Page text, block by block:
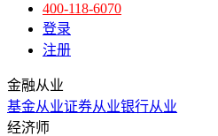
400-118-6070
登录
注册
金融从业
基金从业证券从业银行从业
经济师